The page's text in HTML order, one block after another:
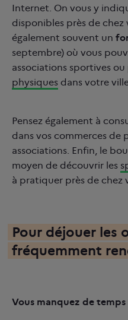
Internet. On vous y
disponibles près de chez
également souvent un
septembre) où vous
associations sportives
physiques dans votre
Pensez également à
dans vos commerces de
associations. Enfin, le
moyen de découvrir les
à pratiquer près de chez
Pour déjouer les
fréquemment
Vous manquez de temps